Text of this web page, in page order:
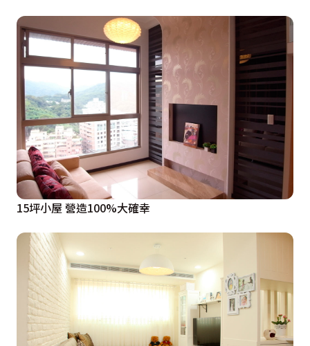
15坪小屋 營造100%大確幸